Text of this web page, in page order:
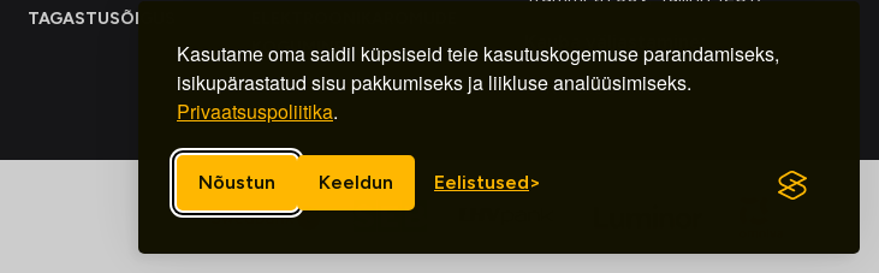
Kasutame oma saidil küpsiseid teie kasutuskogemuse parandamiseks,
isikupärastatud sisu pakkumiseks ja liikluse analüüsimiseks.
Privaatsuspoliitika.
Nõustun Keeldun Eelistused
TAGASTUSÕIGUS
KOGUMINE
Kauba väljastamine:
E-R – 9.00 – 18.00